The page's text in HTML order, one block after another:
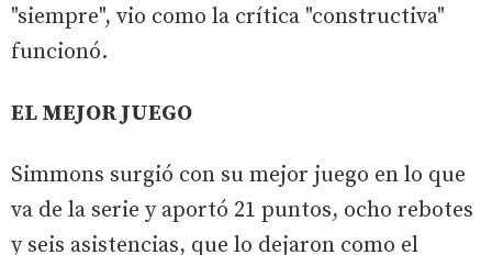
"siempre", vio como la crítica "constructiva"
funcionó.
EL MEJOR JUEGO
Simmons surgió con su mejor juego en lo que
va de la serie y aportó 21 puntos, ocho rebotes
y seis asistencias, que lo dejaron como el